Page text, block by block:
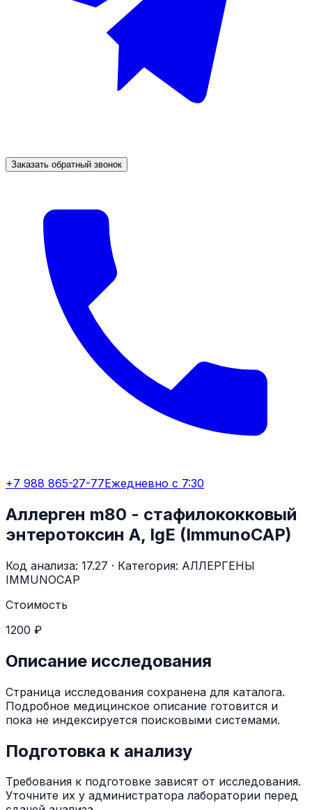
Заказать обратный звонок
+7 988 865-27-77Ежедневно с 7:30
Аллерген m80 - стафилококковый
энтеротоксин А, IgE (ImmunoCAP)
Код анализа: 17.27 · Категория: АЛЛЕРГЕНЫ
IMMUNOCAP
Стоимость
1200 ₽
Описание исследования
Страница исследования сохранена для каталога.
Подробное медицинское описание готовится и
пока не индексируется поисковыми системами.
Подготовка к анализу
Требования к подготовке зависят от исследования.
Уточните их у администратора лаборатории перед